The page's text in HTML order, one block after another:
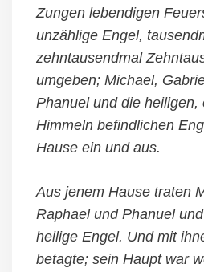
Zungen lebendigen
unzählige Engel,
zehntausendmal
umgeben; Michael,
Phanuel und die heiligen,
Himmeln befindlichen
Hause ein und aus.
Aus jenem Hause traten
Raphael und Phanuel
heilige Engel. Und mit
betagte; sein Haupt war